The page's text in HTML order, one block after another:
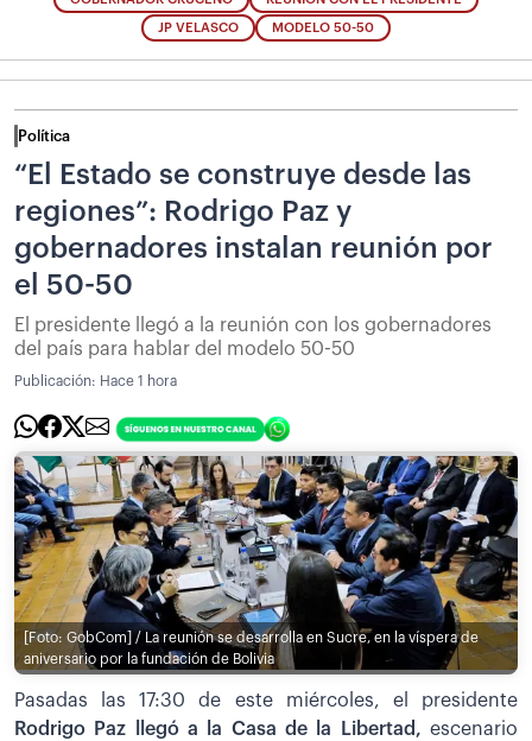
JP VELASCO MODELO 50-50
Política
“El Estado se construye desde las
regiones”: Rodrigo Paz y
gobernadores instalan reunión por
el 50-50
El presidente llegó a la reunión con los gobernadores
del país para hablar del modelo 50-50
Publicación: Hace 1 hora
[Foto: GobCom] / La reunión se desarrolla en Sucre, en la víspera de
aniversario por la fundación de Bolivia
Pasadas las 17:30 de este miércoles, el presidente
Rodrigo Paz llegó a la Casa de la Libertad, escenario